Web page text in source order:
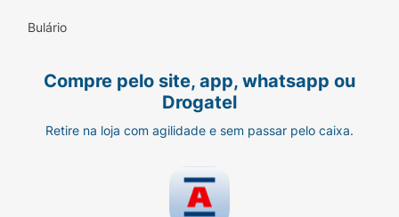
Bulário
Compre pelo site, app, whatsapp ou
Drogatel
Retire na loja com agilidade e sem passar pelo caixa.